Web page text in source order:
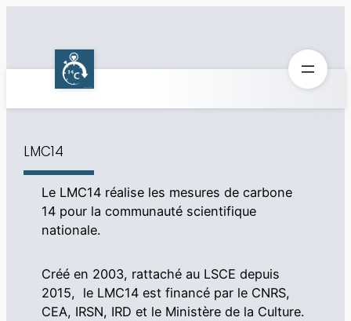
LMC14
Le LMC14 réalise les mesures de carbone
14 pour la communauté scientifique
nationale.
Créé en 2003, rattaché au LSCE depuis
2015, le LMC14 est financé par le CNRS,
CEA, IRSN, IRD et le Ministère de la Culture.